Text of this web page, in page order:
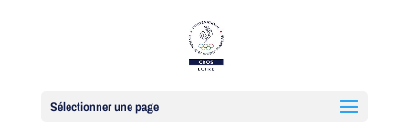
Sélectionner une page